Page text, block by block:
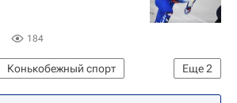
184
Еще2
Конькобежный спорт
шорт-треку среди юниоров